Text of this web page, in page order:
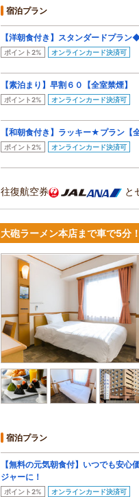
宿泊プラン
【洋朝食付き】スタンダードプラ
ポイント2% オンラインカード決済可
【素泊まり】早割６０【全室禁煙】
ポイント2% オンラインカード決済可
【和朝食付き】ラッキー★プラン【
ポイント2% オンラインカード決済可
往復航空券 と
大砲ラーメン本店まで車で5分
宿泊プラン
【無料の元気朝食付】いつでも安心
ジャーに！
ポイント2% オンラインカード決済可